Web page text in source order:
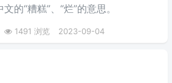
的“糟糕”、“烂”的意思。
1491 浏览 2023-09-04